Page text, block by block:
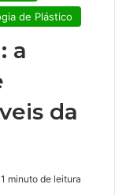
de Plástico
a
da
1 minuto de leitura